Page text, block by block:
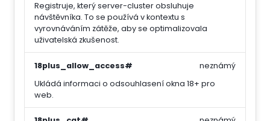
Registruje, který server-cluster obsluhuje
návštěvníka. To se používá v kontextu s
vyrovnáváním zátěže, aby se optimalizovala
uživatelská zkušenost.
18plus_allow_access#
Ukládá informaci o odsouhlasení okna 18+ pro
web.
neznámý